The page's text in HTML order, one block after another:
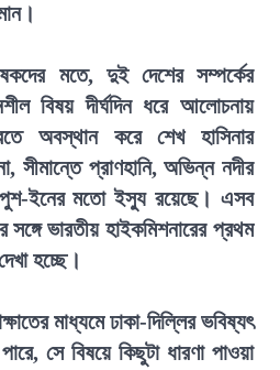
মতে, দুই দেশের সম্পর্কের
বিষয় দীর্ঘদিন ধরে আলোচনায়
অবস্থান করে শেখ হাসিনার
সীমান্তে প্রাণহানি, অভিন্ন নদীর
পুশ-ইনের মতো ইস্যু রয়েছে। এসব
সঙ্গে ভারতীয় হাইকমিশনারের প্রথম
হচ্ছে।
মাধ্যমে ঢাকা-দিল্লির ভবিষ্যৎ
সে বিষয়ে কিছুটা ধারণা পাওয়া